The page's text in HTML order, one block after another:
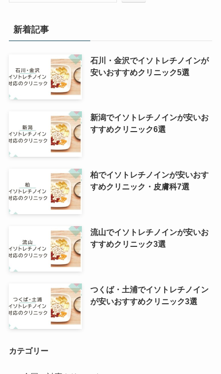
新着記事
石川・金沢でイソトレチノインが
安いおすすめクリニック5選
新潟でイソトレチノインが安いお
すすめクリニック6選
柏でイソトレチノインが安いおす
すめクリニック・皮膚科7選
流山でイソトレチノインが安いお
すすめクリニック3選
つくば・土浦でイソトレチノイン
が安いおすすめクリニック3選
カテゴリー